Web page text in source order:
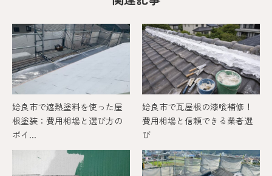
姶良市で遮熱塗料を使った屋
根塗装：費用相場と選び方の
ポイ...
姶良市で瓦屋根の漆喰補修！
費用相場と信頼できる業者選
び